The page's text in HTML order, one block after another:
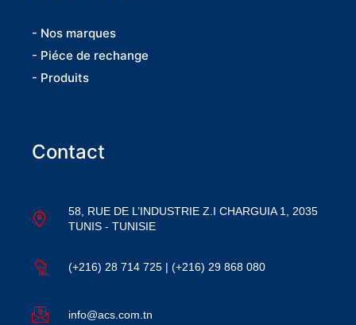
- Nos marques
- Piéce de rechange
- Produits
Contact
58, RUE DE L’INDUSTRIE Z.I CHARGUIA 1, 2035
TUNIS - TUNISIE
(+216) 28 714 725 | (+216) 29 868 080
info@acs.com.tn